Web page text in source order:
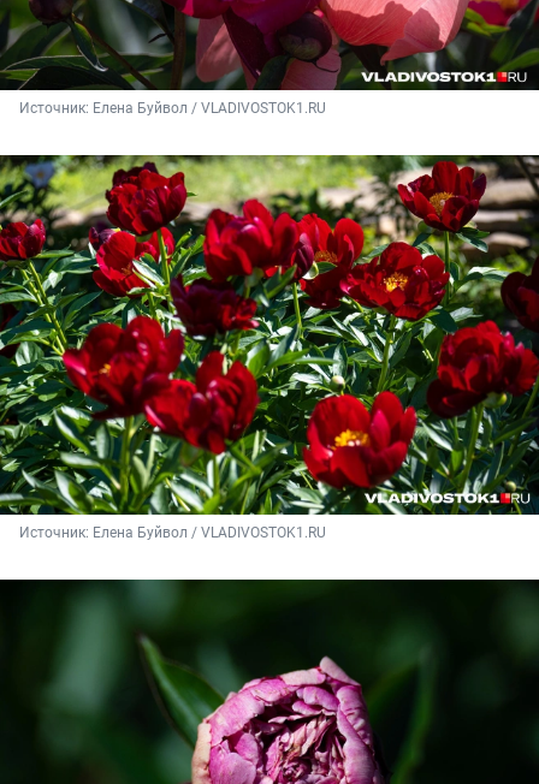
Источник: Елена Буйвол / VLADIVOSTOK1.RU
Источник: Елена Буйвол / VLADIVOSTOK1.RU